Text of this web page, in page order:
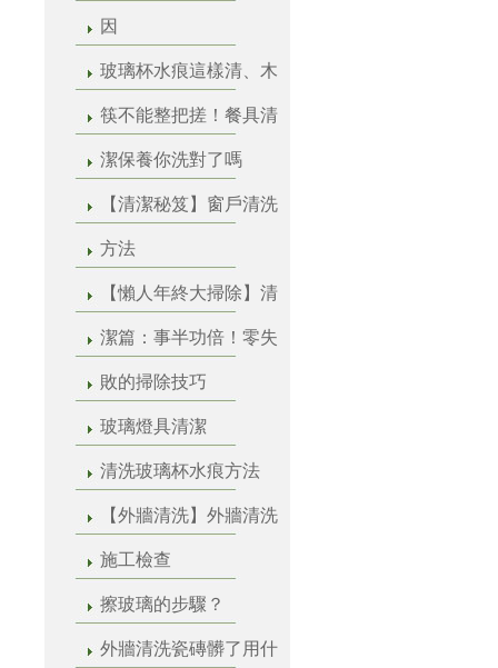
因
玻璃杯水痕這樣清、木
筷不能整把搓！餐具清
潔保養你洗對了嗎
【清潔秘笈】窗戶清洗
方法
【懶人年終大掃除】清
潔篇：事半功倍！零失
敗的掃除技巧
玻璃燈具清潔
清洗玻璃杯水痕方法
【外牆清洗】外牆清洗
施工檢查
擦玻璃的步驟？
外牆清洗瓷磚髒了用什